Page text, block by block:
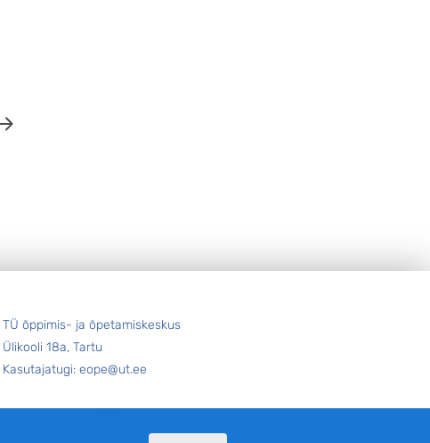
TÜ õppimis- ja õpetamiskeskus
Ülikooli 18a, Tartu
Kasutajatugi: eope@ut.ee